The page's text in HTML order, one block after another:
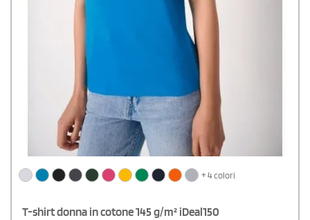
+ 4 colori
T-shirt donna in cotone 145 g/m² iDeal150